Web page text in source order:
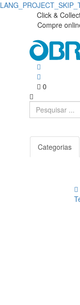
Click &
Compre
0
Categorias